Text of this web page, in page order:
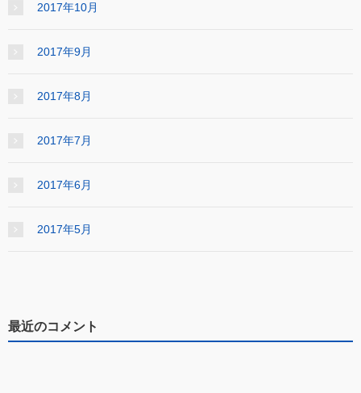
2017年10月
2017年9月
2017年8月
2017年7月
2017年6月
2017年5月
最近のコメント